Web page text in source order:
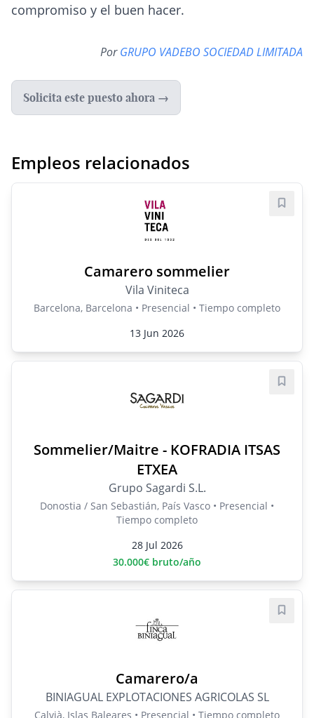
compromiso y el buen hacer.
PorGRUPO VADEBO SOCIEDAD LIMITADA
Solicita este puesto ahora →
Empleos relacionados
Camarero sommelier
Vila Viniteca
Barcelona, Barcelona • Presencial • Tiempo completo
13 Jun 2026
Sommelier/Maitre - KOFRADIA ITSAS
ETXEA
Grupo Sagardi S.L.
Donostia / San Sebastián, País Vasco • Presencial •
Tiempo completo
28 Jul 2026
30.000€ bruto/año
Camarero/a
BINIAGUAL EXPLOTACIONES AGRICOLAS SL
Calvià, Islas Baleares • Presencial • Tiempo completo